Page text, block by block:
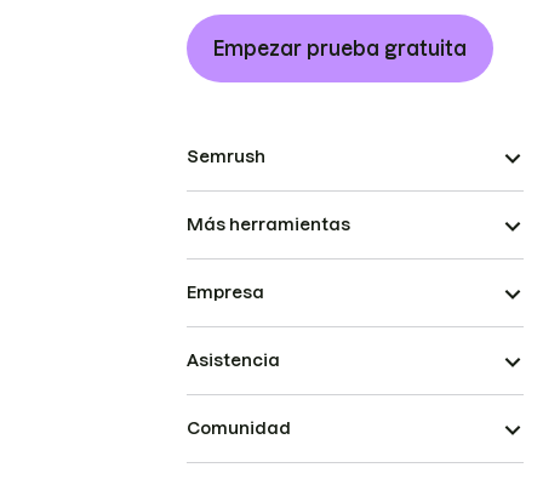
Empezar prueba gratuita
Semrush
Más herramientas
Empresa
Asistencia
Comunidad